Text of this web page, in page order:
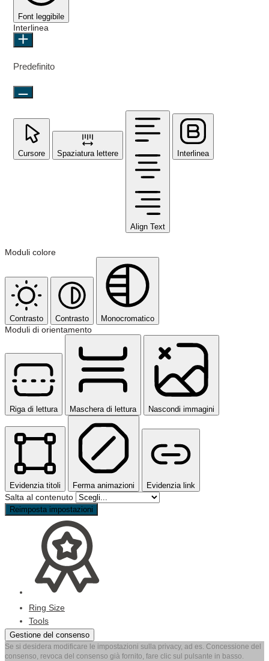
Font leggibile
Interlinea
Predefinito
Cursore Spaziatura lettere
Align Text
Interlinea
Moduli colore
Contrasto Contrasto Monocromatico
Moduli di orientamento
Riga di lettura Maschera di lettura Nascondi immagini
Evidenzia titoli Ferma animazioni Evidenzia link
Salta al contenuto
Reimposta impostazioni
Ring Size
Tools
Gestione del consenso
Se si desidera modificare le impostazioni sulla privacy, ad es. Concessione del
consenso, revoca del consenso già fornito, fare clic sul pulsante in basso.